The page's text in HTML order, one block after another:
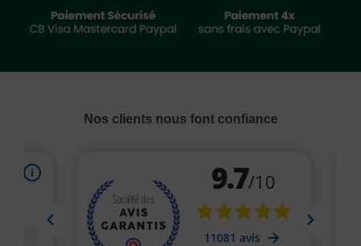
Nos clients nous font confiance